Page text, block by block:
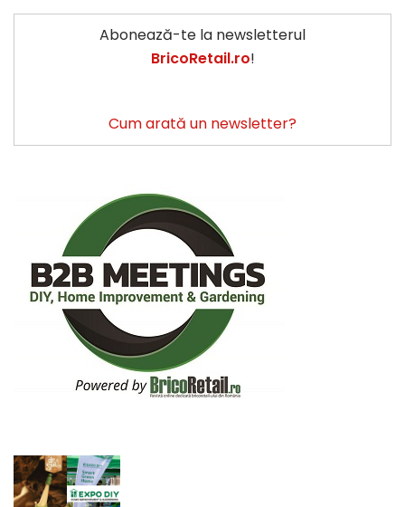
Abonează-te la newsletterul
BricoRetail.ro!
Cum arată un newsletter?